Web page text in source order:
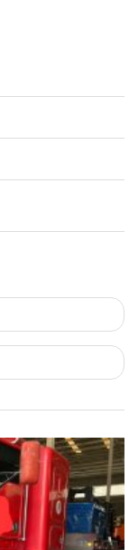
REMATE!!!